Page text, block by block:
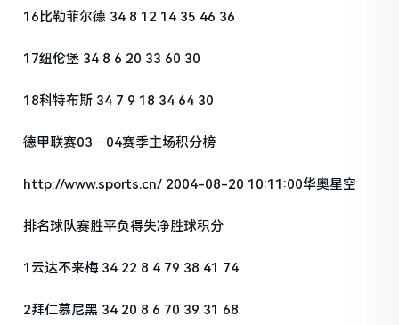
16比勒菲尔德 34 8 12 14 35 46 36
17纽伦堡 34 8 6 20 33 60 30
18科特布斯 34 7 9 18 34 64 30
德甲联赛03－04赛季主场积分榜
http://www.sports.cn/ 2004-08-20 10:11:00华奥星空
排名球队赛胜平负得失净胜球积分
1云达不来梅 34 22 8 4 79 38 41 74
2拜仁慕尼黑 34 20 8 6 70 39 31 68